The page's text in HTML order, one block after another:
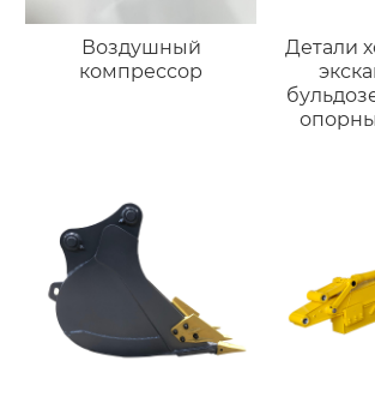
Воздушный
компрессор
Детали